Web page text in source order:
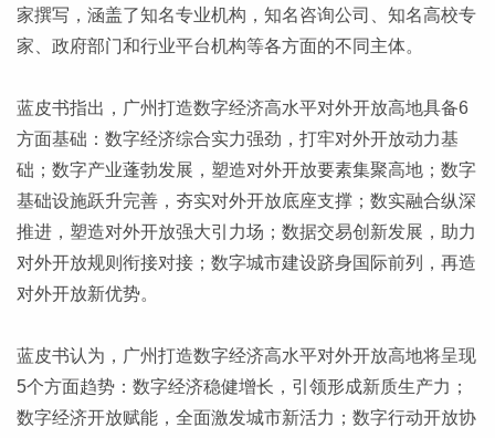
家撰写，涵盖了知名专业机构，知名咨询公司、知名高校专
家、政府部门和行业平台机构等各方面的不同主体。
蓝皮书指出，广州打造数字经济高水平对外开放高地具备6
方面基础：数字经济综合实力强劲，打牢对外开放动力基
础；数字产业蓬勃发展，塑造对外开放要素集聚高地；数字
基础设施跃升完善，夯实对外开放底座支撑；数实融合纵深
推进，塑造对外开放强大引力场；数据交易创新发展，助力
对外开放规则衔接对接；数字城市建设跻身国际前列，再造
对外开放新优势。
蓝皮书认为，广州打造数字经济高水平对外开放高地将呈现
5个方面趋势：数字经济稳健增长，引领形成新质生产力；
数字经济开放赋能，全面激发城市新活力；数字行动开放协